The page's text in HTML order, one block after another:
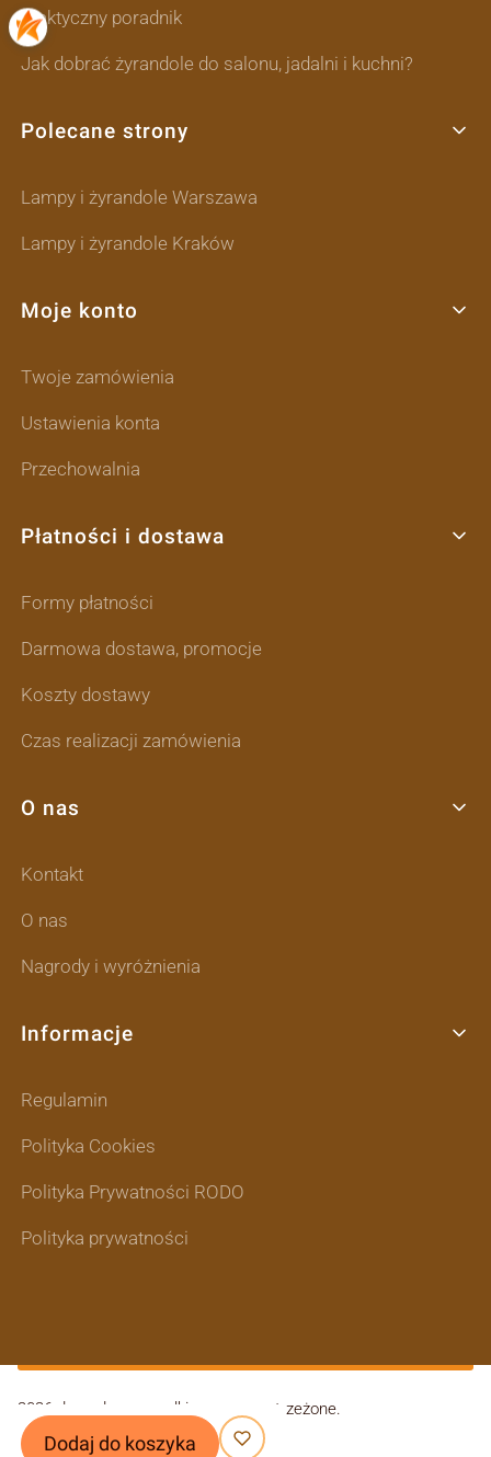
praktyczny poradnik
Jak dobrać żyrandole do salonu, jadalni i kuchni?
Polecane strony
Lampy i żyrandole Warszawa
Lampy i żyrandole Kraków
Moje konto
Twoje zamówienia
Ustawienia konta
Przechowalnia
Płatności i dostawa
Formy płatności
Darmowa dostawa, promocje
Koszty dostawy
Czas realizacji zamówienia
O nas
Kontakt
O nas
Nagrody i wyróżnienia
Informacje
Regulamin
Polityka Cookies
Polityka Prywatności RODO
Polityka prywatności
2026 domodes - wszelkie prawa zastrzeżone.
Szablon graficznyShopGadget.pl |
Dodaj do koszyka